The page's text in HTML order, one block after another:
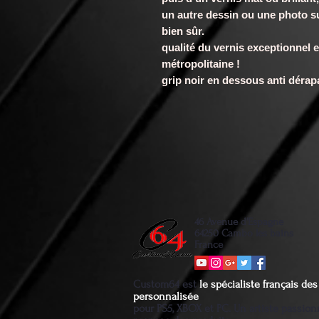
un autre dessin ou une photo
bien sûr.
qualité du vernis exceptionnel
métropolitaine !
grip noir en dessous anti
46 Avenue d'Espagne
64250 Cambo les bains
France
Custom64 estle spécialiste français
personnalisée
pour PS5, XBOX et PC. Un artiste